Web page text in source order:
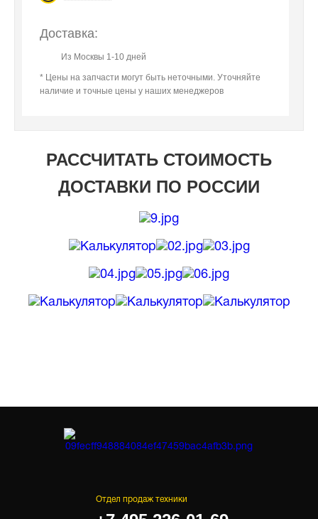
Доставка:
Из Москвы 1-10 дней
* Цены на запчасти могут быть неточными. Уточняйте
наличие и точные цены у наших менеджеров
РАССЧИТАТЬ СТОИМОСТЬ
ДОСТАВКИ ПО РОССИИ
Отдел продаж техники